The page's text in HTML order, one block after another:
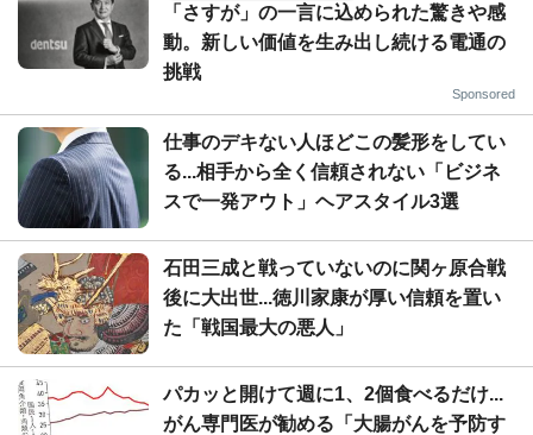
「さすが」の一言に込められた驚きや感
動。新しい価値を生み出し続ける電通の
挑戦
Sponsored
仕事のデキない人ほどこの髪形をしてい
る...相手から全く信頼されない「ビジネ
スで一発アウト」ヘアスタイル3選
石田三成と戦っていないのに関ヶ原合戦
後に大出世...徳川家康が厚い信頼を置い
た「戦国最大の悪人」
パカッと開けて週に1、2個食べるだけ...
がん専門医が勧める「大腸がんを予防す